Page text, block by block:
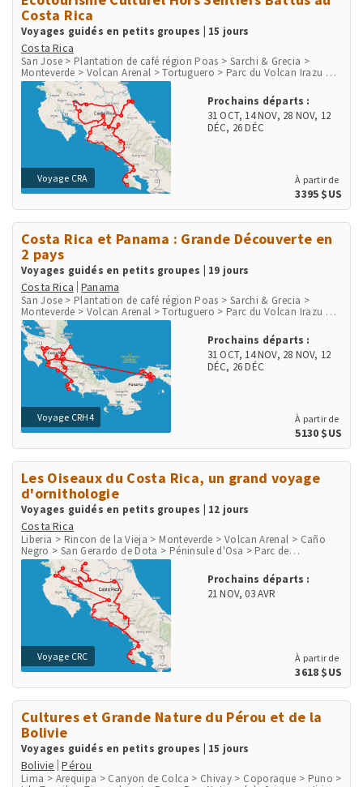
Costa Rica
Voyages guidés en petits groupes | 15 jours
Costa Rica
San Jose > Plantation de café région Poas > Sarchi & Grecia >
Monteverde > Volcan Arenal > Tortuguero > Parc du Volcan Irazu >
San Gerardo de Dota > Péninsule d'Osa > Parc de Corcovado > Parc
de Manuel Antonio > Playa Herradura & Punta Leona > Rio Tarcoles
& Carara
Voyage CRA
Prochains départs :
31 OCT, 14 NOV, 28 NOV, 12
DÉC, 26 DÉC
À partir de
3395 $US
Costa Rica et Panama : Grande Découverte en
2 pays
Voyages guidés en petits groupes | 19 jours
Costa Rica Panama
San Jose > Plantation de café région Poas > Sarchi & Grecia >
Monteverde > Volcan Arenal > Tortuguero > Parc du Volcan Irazu >
San Gerardo de Dota > Péninsule d'Osa > Parc de Corcovado > Parc
de Manuel Antonio > Playa Herradura & Punta Leona > Rio Tarcoles
& Carara > Aéroport et ville de Panama > Communauté indigène
Embera > Parc National Chagres > Fort San Lorenzo
Voyage CRH4
Prochains départs :
31 OCT, 14 NOV, 28 NOV, 12
DÉC, 26 DÉC
À partir de
5130 $US
Les Oiseaux du Costa Rica, un grand voyage
d'ornithologie
Voyages guidés en petits groupes | 12 jours
Costa Rica
Liberia > Rincon de la Vieja > Monteverde > Volcan Arenal > Caño
Negro > San Gerardo de Dota > Péninsule d'Osa > Parc de
Corcovado > Parc National Marino Ballena > Playa Herradura &
Punta Leona > Rio Tarcoles & Carara > San Jose
Voyage CRC
Prochains départs :
21 NOV,03 AVR
À partir de
3618 $US
Cultures et Grande Nature du Pérou et de la
Bolivie
Voyages guidés en petits groupes | 15 jours
Bolivie Pérou
Lima > Arequipa > Canyon de Colca > Chivay > Coporaque > Puno >